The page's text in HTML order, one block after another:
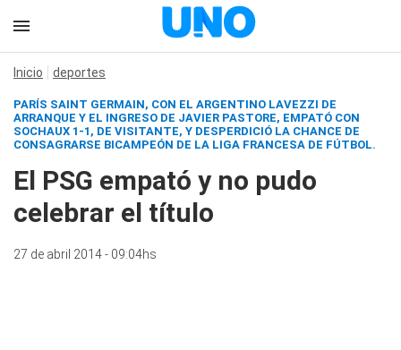
Inicio deportes
PARÍS SAINT GERMAIN, CON EL ARGENTINO LAVEZZI DE
ARRANQUE Y EL INGRESO DE JAVIER PASTORE, EMPATÓ CON
SOCHAUX 1-1, DE VISITANTE, Y DESPERDICIÓ LA CHANCE DE
CONSAGRARSE BICAMPEÓN DE LA LIGA FRANCESA DE FÚTBOL.
El PSG empató y no pudo
celebrar el título
27 de abril 2014 - 09:04hs